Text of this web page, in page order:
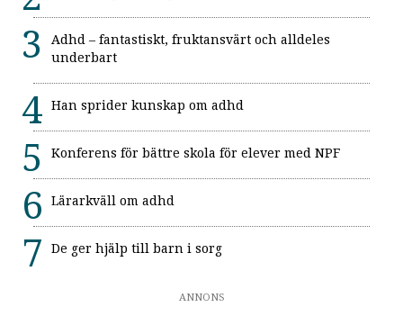
Adhd – fantastiskt, fruktansvärt och alldeles
underbart
Han sprider kunskap om adhd
Konferens för bättre skola för elever med NPF
Lärarkväll om adhd
De ger hjälp till barn i sorg
ANNONS